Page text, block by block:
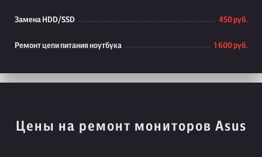
Замена HDD/SSD 450 руб.
Ремонт цепи питания ноутбука 1 600 руб.
Цены на ремонт мониторов Asus